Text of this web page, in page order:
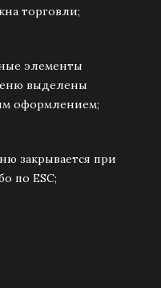
торговли;
элементы
выделены
оформлением;
закрывается при
по ESC;